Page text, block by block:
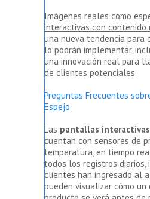
Imágenes reales como
interactivas con contenido
una nueva tendencia para
lo podrán implementar,
una innovación real para
de clientes potenciales.
Preguntas Frecuentes
Espejo
Las pantallas
cuentan con sensores de
temperatura, en tiempo
todos los registros diarios,
clientes han ingresado al
pueden visualizar cómo un